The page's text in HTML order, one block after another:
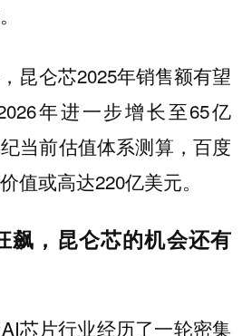
昆仑芯2025年销售额有望
年进一步增长至65亿
当前估值体系测算，百度
值或高达220亿美元。
飙，昆仑芯的机会还有
芯片行业经历了一轮密集